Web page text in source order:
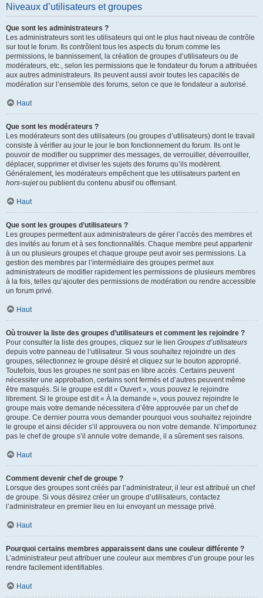
Niveaux d’utilisateurs et groupes
Que sont les administrateurs ?
Les administrateurs sont les utilisateurs qui ont le plus haut niveau de contrôle
sur tout le forum. Ils contrôlent tous les aspects du forum comme les
permissions, le bannissement, la création de groupes d’utilisateurs ou de
modérateurs, etc., selon les permissions que le fondateur du forum a attribuées
aux autres administrateurs. Ils peuvent aussi avoir toutes les capacités de
modération sur l’ensemble des forums, selon ce que le fondateur a autorisé.
Haut
Que sont les modérateurs ?
Les modérateurs sont des utilisateurs (ou groupes d’utilisateurs) dont le travail
consiste à vérifier au jour le jour le bon fonctionnement du forum. Ils ont le
pouvoir de modifier ou supprimer des messages, de verrouiller, déverrouiller,
déplacer, supprimer et diviser les sujets des forums qu’ils modèrent.
Généralement, les modérateurs empêchent que les utilisateurs partent en
hors-sujetou publient du contenu abusif ou offensant.
Haut
Que sont les groupes d’utilisateurs ?
Les groupes permettent aux administrateurs de gérer l’accès des membres et
des invités au forum et à ses fonctionnalités. Chaque membre peut appartenir
à un ou plusieurs groupes et chaque groupe peut avoir ses permissions. La
gestion des membres par l’intermédiaire des groupes permet aux
administrateurs de modifier rapidement les permissions de plusieurs membres
à la fois, telles qu’ajouter des permissions de modération ou rendre accessible
un forum privé.
Haut
Où trouver la liste des groupes d’utilisateurs et comment les rejoindre ?
Pour consulter la liste des groupes, cliquez sur le lien Groupes d’utilisateurs
depuis votre panneau de l’utilisateur. Si vous souhaitez rejoindre un des
groupes, sélectionnez le groupe désiré et cliquez sur le bouton approprié.
Toutefois, tous les groupes ne sont pas en libre accès. Certains peuvent
nécessiter une approbation, certains sont fermés et d’autres peuvent même
être masqués. Si le groupe est dit « Ouvert », vous pouvez le rejoindre
librement. Si le groupe est dit « À la demande », vous pouvez rejoindre le
groupe mais votre demande nécessitera d’être approuvée par un chef de
groupe. Ce dernier pourra vous demander pourquoi vous souhaitez rejoindre
le groupe et ainsi décider s’il approuvera ou non votre demande. N’importunez
pas le chef de groupe s’il annule votre demande, il a sûrement ses raisons.
Haut
Comment devenir chef de groupe ?
Lorsque des groupes sont créés par l’administrateur, il leur est attribué un chef
de groupe. Si vous désirez créer un groupe d’utilisateurs, contactez
l’administrateur en premier lieu en lui envoyant un message privé.
Haut
Pourquoi certains membres apparaissent dans une couleur différente ?
L’administrateur peut attribuer une couleur aux membres d’un groupe pour les
rendre facilement identifiables.
Haut